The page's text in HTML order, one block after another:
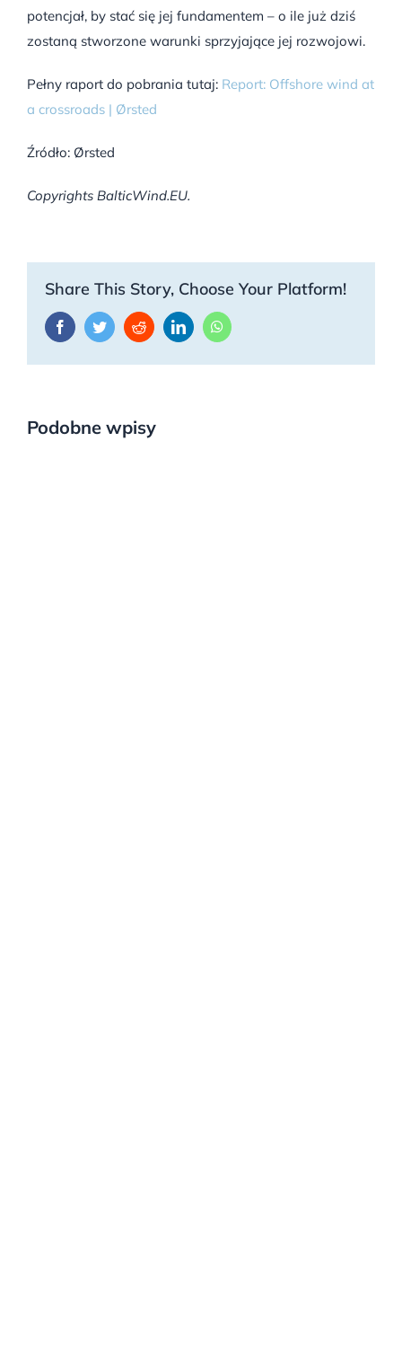
potencjał, by stać się jej fundamentem – o ile już dziś
zostaną stworzone warunki sprzyjające jej rozwojowi.
Pełny raport do pobrania tutaj: Report: Offshore wind at
a crossroads | Ørsted
Źródło: Ørsted
Copyrights BalticWind.EU.
Share This Story, Choose Your Platform!
FacebookTwitterRedditLinkedInWhatsApp
Podobne wpisy